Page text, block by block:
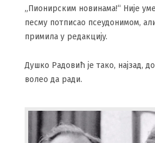
„Пионирским новинама!“ Није
песму потписао псеудонимом, али
примила у редакцију.
Душко Радовић је тако, најзад,
волео да ради.